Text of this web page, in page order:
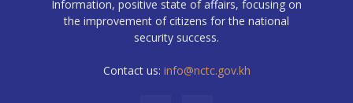
Information, positive state of affairs, focusing on
the improvement of citizens for the national
security success.
Contact us: info@nctc.gov.kh